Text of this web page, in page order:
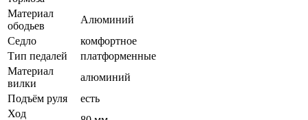
Материал
ободьев
Алюминий
Седло
комфортное
Тип педалей
платформенные
Материал
вилки
алюминий
Подъём руля
есть
Ход